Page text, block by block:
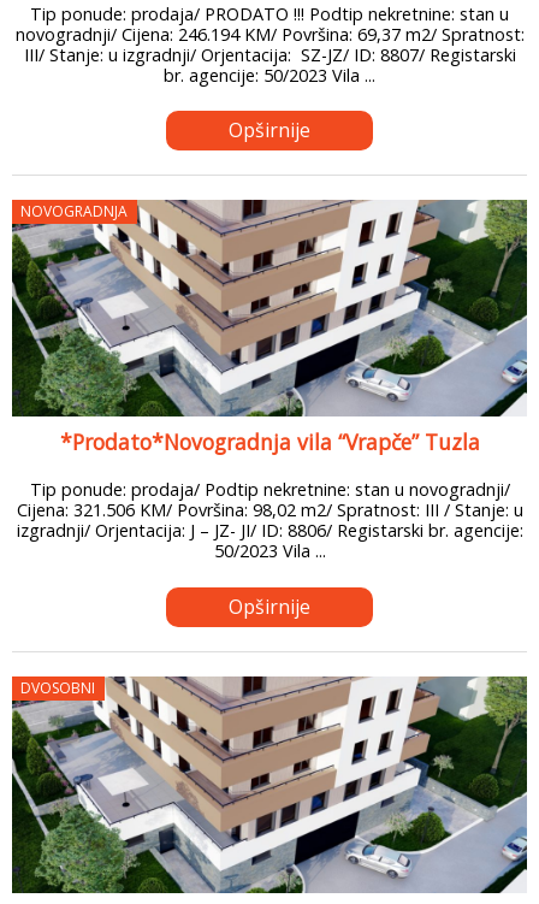
Tip ponude: prodaja/ PRODATO !!! Podtip nekretnine: stan u
novogradnji/ Cijena: 246.194 KM/ Površina: 69,37 m2/ Spratnost:
III/ Stanje: u izgradnji/ Orjentacija: SZ-JZ/ ID: 8807/ Registarski
br. agencije: 50/2023 Vila ...
Opširnije
NOVOGRADNJA
*Prodato*Novogradnja vila “Vrapče” Tuzla
Tip ponude: prodaja/ Podtip nekretnine: stan u novogradnji/
Cijena: 321.506 KM/ Površina: 98,02 m2/ Spratnost: III / Stanje: u
izgradnji/ Orjentacija: J – JZ- JI/ ID: 8806/ Registarski br. agencije:
50/2023 Vila ...
Opširnije
DVOSOBNI